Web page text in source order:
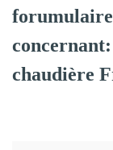
chaudière